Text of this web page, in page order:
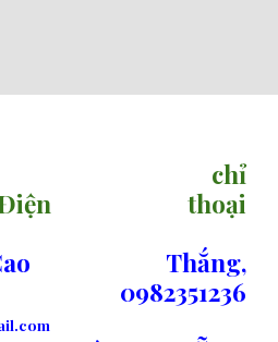
chỉ
thoại
Thắng,
0982351236